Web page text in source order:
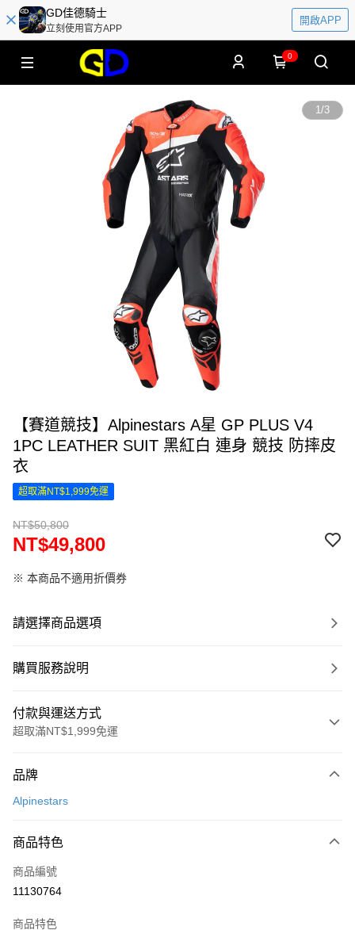
GD佳德騎士
立刻使用官方APP
開啟APP
0
1/3
【賽道競技】Alpinestars A星 GP PLUS V4
1PC LEATHER SUIT 黑紅白 連身 競技 防摔皮
衣
超取滿NT$1,999免運
NT$50,800
NT$49,800
※ 本商品不適用折價券
請選擇商品選項
購買服務說明
付款與運送方式
超取滿NT$1,999免運
信用卡一次付款
3 期 0 利率 每期
合作金庫商業銀行
上海商業儲蓄銀行
LINE Pay
Apple Pay
品牌
Alpinestars
商品特色
商品編號
11130764
商品特色